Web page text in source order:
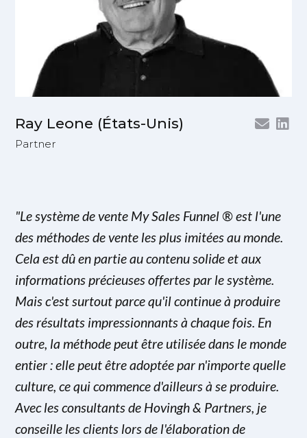
Ray Leone (États-Unis)
Partner
"Le système de vente My Sales Funnel ® est l'une
des méthodes de vente les plus imitées au monde.
Cela est dû en partie au contenu solide et aux
informations précieuses offertes par le système.
Mais c'est surtout parce qu'il continue à produire
des résultats impressionnants à chaque fois. En
outre, la méthode peut être utilisée dans le monde
entier : elle peut être adoptée par n'importe quelle
culture, ce qui commence d'ailleurs à se produire.
Avec les consultants de Hovingh & Partners, je
conseille les clients lors de l'élaboration de